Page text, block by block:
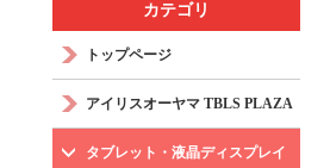
カテゴリ
トップページ
アイリスオーヤマ TBLS PLAZA
タブレット・液晶ディスプレイ